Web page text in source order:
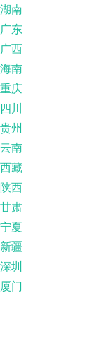
湖南
广东
广西
海南
重庆
四川
贵州
云南
西藏
陕西
甘肃
宁夏
新疆
深圳
厦门